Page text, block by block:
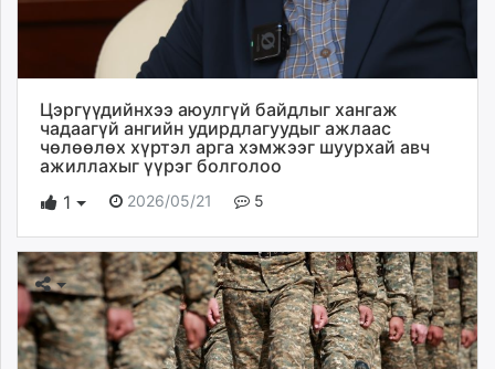
Цэргүүдийнхээ аюулгүй байдлыг хангаж
чадаагүй ангийн удирдлагуудыг ажлаас
чөлөөлөх хүртэл арга хэмжээг шуурхай авч
ажиллахыг үүрэг болголоо
1
2026/05/21 5